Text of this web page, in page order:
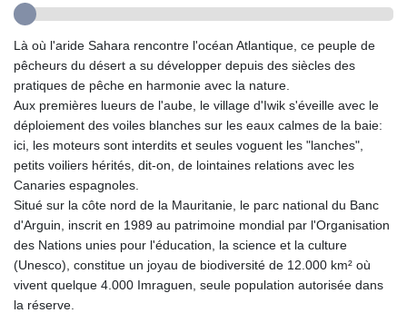
GTQ 8.80021
HKD 9.049284
HNL 30.914302
HRK 7.536546
HTG 150.809283
HUF 364.573259
IDR 20594.998152
ILS 3.463666
INR 109.83378
IQD 1510.89449
IRR
1585920.982023
ISK 142.572116
Là où l'aride Sahara rencontre l'océan Atlantique, ce peuple de
pêcheurs du désert a su développer depuis des siècles des
pratiques de pêche en harmonie avec la nature.
Aux premières lueurs de l'aube, le village d'Iwik s'éveille avec le
déploiement des voiles blanches sur les eaux calmes de la baie:
ici, les moteurs sont interdits et seules voguent les "lanches",
petits voiliers hérités, dit-on, de lointaines relations avec les
Canaries espagnoles.
Situé sur la côte nord de la Mauritanie, le parc national du Banc
d'Arguin, inscrit en 1989 au patrimoine mondial par l'Organisation
des Nations unies pour l'éducation, la science et la culture
(Unesco), constitue un joyau de biodiversité de 12.000 km² où
vivent quelque 4.000 Imraguen, seule population autorisée dans
la réserve.